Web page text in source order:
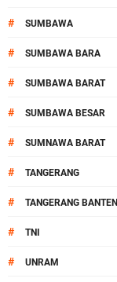
# SUMBAWA
# SUMBAWA BARA
# SUMBAWA BARAT
# SUMBAWA BESAR
# SUMNAWA BARAT
# TANGERANG
# TANGERANG BANTEN
# TNI
# UNRAM